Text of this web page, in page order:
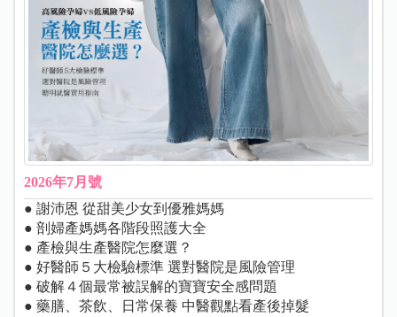
2026年7月號
● 謝沛恩 從甜美少女到優雅媽媽
● 剖婦產媽媽各階段照護大全
● 產檢與生產醫院怎麼選？
● 好醫師５大檢驗標準 選對醫院是風險管理
● 破解４個最常被誤解的寶寶安全感問題
● 藥膳、茶飲、日常保養 中醫觀點看產後掉髮